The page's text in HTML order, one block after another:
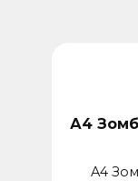
А4
A4